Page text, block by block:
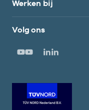
Werken bij
Volg ons